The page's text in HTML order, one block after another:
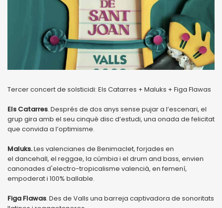
Tercer concert de solsticidi: Els Catarres + Maluks + Figa Flawas
Els Catarres. Després de dos anys sense pujar a l’escenari, el
grup gira amb el seu cinquè disc d’estudi, una onada de felicitat
que convida a l’optimisme.
Maluks.Les valencianes de Benimaclet, forjades en
el dancehall, el reggae, la cúmbia i el drum and bass, envien
canonades d'electro-tropicalisme valencià, en femení,
empoderat i 100% ballable.
Figa Flawas. Des de Valls una barreja captivadora de sonoritats